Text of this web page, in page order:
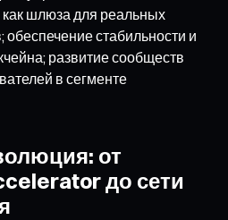
шлюза для реальных
стабильности и
развитие сообществ
в сегменте
от
до сети